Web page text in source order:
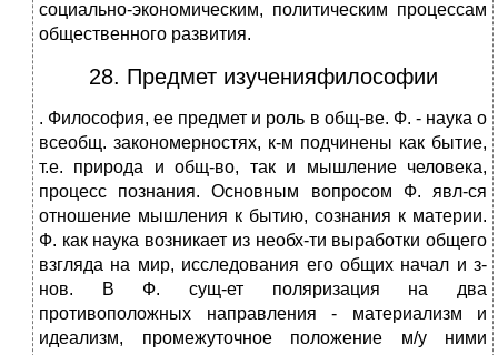
социально-экономическим, политическим процессам
общественного развития.
28. Предмет изученияфилософии
. Философия, ее предмет и роль в общ-ве. Ф. - наука о
всеобщ. закономерностях, к-м подчинены как бытие,
т.е. природа и общ-во, так и мышление человека,
процесс познания. Основным вопро­сом Ф. явл-ся
отношение мышления к бытию, сознания к материи.
Ф. как наука возникает из необх-ти выработки общего
взгляда на мир, исследования его общих начал и з-
нов. В Ф. сущ-ет поляризация на два
противоположных направления - материализм и
идеализм, промежуточное положение м/у ними